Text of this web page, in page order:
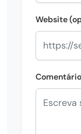
Website